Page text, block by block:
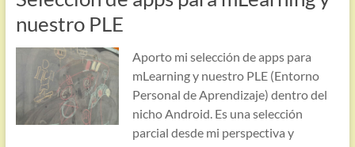
nuestro PLE
Aporto mi selección de apps para
mLearning y nuestro PLE (Entorno
Personal de Aprendizaje) dentro del
nicho Android. Es una selección
parcial desde mi perspectiva y